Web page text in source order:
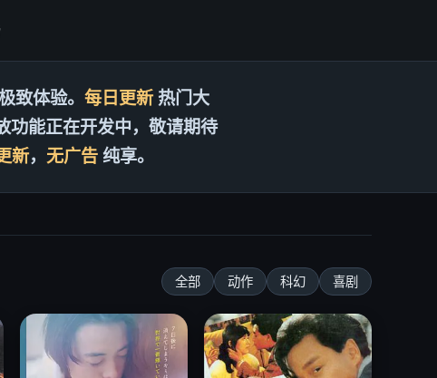
致体验。 每日更新热门大
功能正在开发中，敬请期待
新， 无广告纯享。
全部 动作 科幻 喜剧